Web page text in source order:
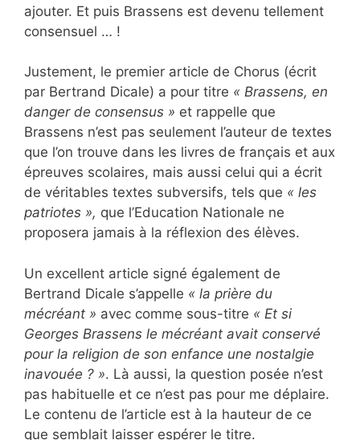
ajouter. Et puis Brassens est devenu tellement
consensuel … !
Justement, le premier article de Chorus (écrit
par Bertrand Dicale) a pour titre « Brassens, en
danger de consensus » et rappelle que
Brassens n’est pas seulement l’auteur de textes
que l’on trouve dans les livres de français et aux
épreuves scolaires, mais aussi celui qui a écrit
de véritables textes subversifs, tels que « les
patriotes », que l’Education Nationale ne
proposera jamais à la réflexion des élèves.
Un excellent article signé également de
Bertrand Dicale s’appelle « la prière du
mécréant » avec comme sous-titre « Et si
Georges Brassens le mécréant avait conservé
pour la religion de son enfance une nostalgie
inavouée ? ». Là aussi, la question posée n’est
pas habituelle et ce n’est pas pour me déplaire.
Le contenu de l’article est à la hauteur de ce
que semblait laisser espérer le titre.